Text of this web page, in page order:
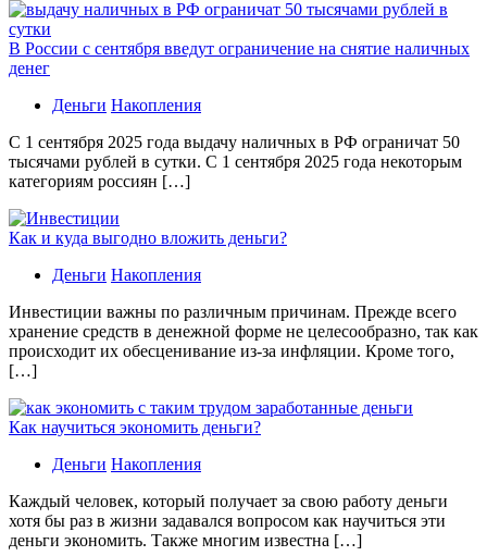
В России с сентября введут ограничение на снятие наличных
денег
Деньги Накопления
С 1 сентября 2025 года выдачу наличных в РФ ограничат 50
тысячами рублей в сутки. С 1 сентября 2025 года некоторым
категориям россиян […]
Как и куда выгодно вложить деньги?
Деньги Накопления
Инвестиции важны по различным причинам. Прежде всего
хранение средств в денежной форме не целесообразно, так как
происходит их обесценивание из-за инфляции. Кроме того,
[…]
Как научиться экономить деньги?
Деньги Накопления
Каждый человек, который получает за свою работу деньги
хотя бы раз в жизни задавался вопросом как научиться эти
деньги экономить. Также многим известна […]